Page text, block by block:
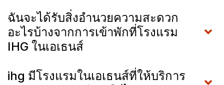
ฉันจะได้รับสิ่งอำนวยความสะดวก
อะไรบ้างจากการเข้าพักที่โรงแรม
IHG ในเอเธนส์
ihg มีโรงแรมในเอเธนส์ที่ให้บริการ